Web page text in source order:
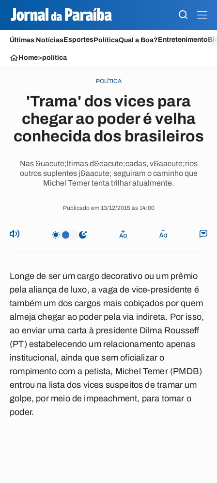
Últimas NotíciasEsportesPolíticaQual a Boa?Entretenimento
Home>política
POLÍTICA
'Trama' dos vices para
chegar ao poder é velha
conhecida dos brasileiros
Nas &uacute;ltimas d&eacute;cadas, v&aacute;rios
outros suplentes j&aacute; seguiram o caminho que
Michel Temer tenta trilhar atualmente.
Publicado em 13/12/2015 às 14:00
Longe de ser um cargo decorativo ou um prêmio
pela aliança de luxo, a vaga de vice-presidente é
também um dos cargos mais cobiçados por quem
almeja chegar ao poder pela via indireta. Por isso,
ao enviar uma carta à presidente Dilma Rousseff
(PT) estabelecendo um relacionamento apenas
institucional, ainda que sem oficializar o
rompimento com a petista, Michel Temer (PMDB)
entrou na lista dos vices suspeitos de tramar um
golpe, por meio de impeachment, para tomar o
poder.